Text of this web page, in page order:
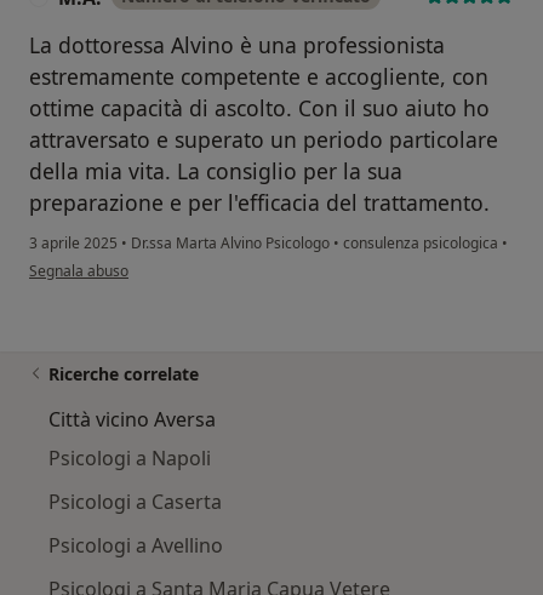
La dottoressa Alvino è una professionista
estremamente competente e accogliente, con
ottime capacità di ascolto. Con il suo aiuto ho
attraversato e superato un periodo particolare
della mia vita. La consiglio per la sua
preparazione e per l'efficacia del trattamento.
3 aprile 2025 • Dr.ssa Marta Alvino Psicologo • consulenza psicologica •
secondo l'opinione dell'utente M.A.
Segnala abuso
Ricerche correlate
Città vicino Aversa
Psicologi a Napoli
Psicologi a Caserta
Psicologi a Avellino
Psicologi a Santa Maria Capua Vetere